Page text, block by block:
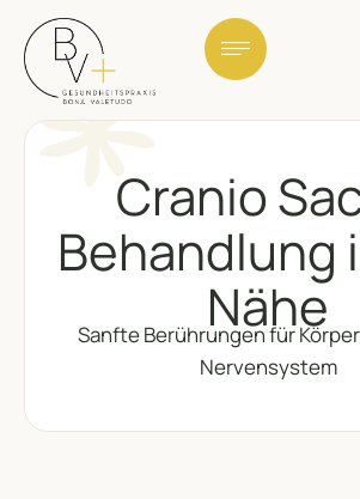
Cranio
Behandlung
Nähe
Sanfte Berührungen für
Nervensystem